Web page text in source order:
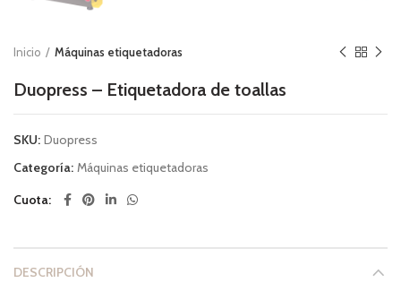
Inicio Máquinas etiquetadoras
Duopress – Etiquetadora de toallas
SKU: Duopress
Categoría: Máquinas etiquetadoras
Cuota
DESCRIPCIÓN